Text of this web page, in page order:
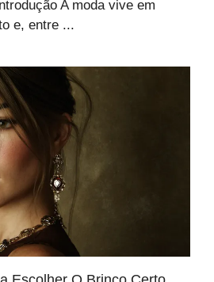
A moda vive em
e, entre ...